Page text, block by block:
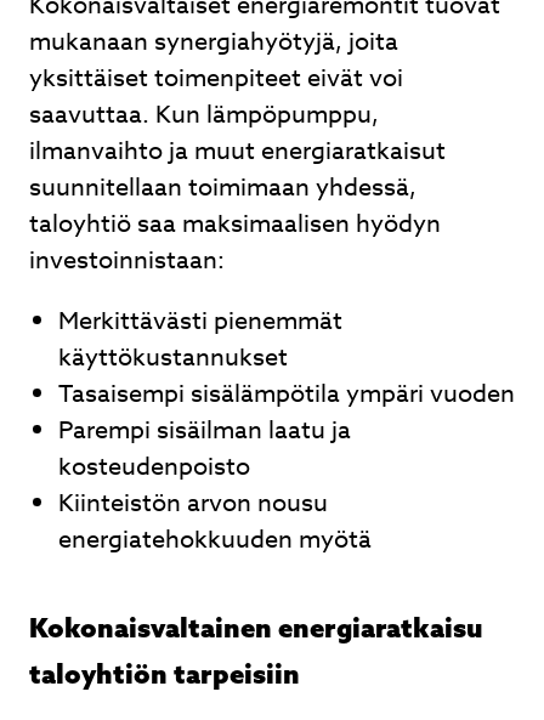
mukanaan synergiahyötyjä, joita
yksittäiset toimenpiteet eivät voi
saavuttaa. Kun lämpöpumppu,
ilmanvaihto ja muut energiaratkaisut
suunnitellaan toimimaan yhdessä,
taloyhtiö saa maksimaalisen hyödyn
investoinnistaan:
Merkittävästi pienemmät
käyttökustannukset
Tasaisempi sisälämpötila ympäri vuoden
Parempi sisäilman laatu ja
kosteudenpoisto
Kiinteistön arvon nousu
energiatehokkuuden myötä
Kokonaisvaltainen energiaratkaisu
taloyhtiön tarpeisiin